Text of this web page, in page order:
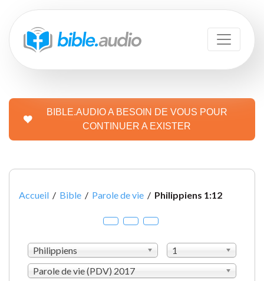
BIBLE.AUDIO A BESOIN DE VOUS POUR
CONTINUER A EXISTER
Accueil / Bible / Parole de vie / Philippiens 1:12
Philippiens
1
Parole de vie (PDV) 2017